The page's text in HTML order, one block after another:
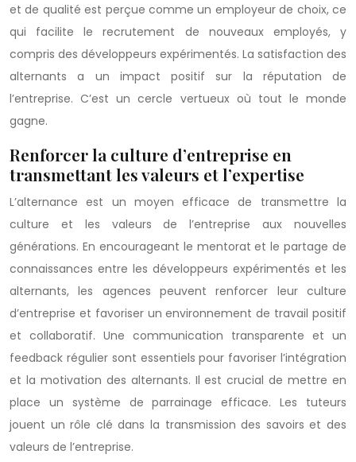
et de qualité est perçue comme un employeur de choix, ce
qui facilite le recrutement de nouveaux employés, y
compris des développeurs expérimentés. La satisfaction des
alternants a un impact positif sur la réputation de
l’entreprise. C’est un cercle vertueux où tout le monde
gagne.
Renforcer la culture d’entreprise en
transmettant les valeurs et l’expertise
L’alternance est un moyen efficace de transmettre la
culture et les valeurs de l’entreprise aux nouvelles
générations. En encourageant le mentorat et le partage de
connaissances entre les développeurs expérimentés et les
alternants, les agences peuvent renforcer leur culture
d’entreprise et favoriser un environnement de travail positif
et collaboratif. Une communication transparente et un
feedback régulier sont essentiels pour favoriser l’intégration
et la motivation des alternants. Il est crucial de mettre en
place un système de parrainage efficace. Les tuteurs
jouent un rôle clé dans la transmission des savoirs et des
valeurs de l’entreprise.